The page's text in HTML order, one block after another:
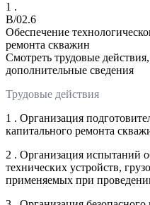
1 .
B/02.6
Обеспечение
ремонта скважин
Смотреть трудовые
дополнительные сведения
Трудовые действия
1 . Организация
капитального ремонта
2 . Организация испытаний
технических устройств,
применяемых при